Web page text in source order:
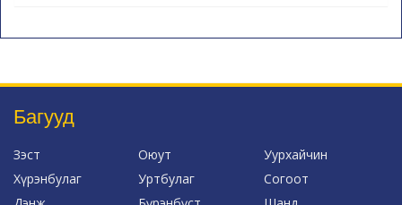
Багууд
Зэст Оюут
Уурхайчин
Хүрэнбулаг
Уртбулаг
Согоот